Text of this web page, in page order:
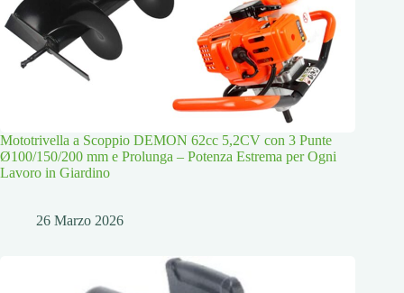
Mototrivella a Scoppio DEMON 62cc 5,2CV con 3 Punte
Ø100/150/200 mm e Prolunga – Potenza Estrema per Ogni
Lavoro in Giardino
26 Marzo 2026